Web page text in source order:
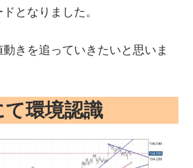
となりました。
きを追っていきたいと思いま
環境認識